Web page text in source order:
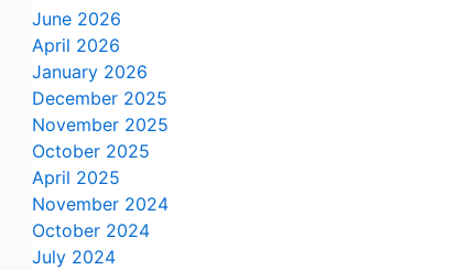
June 2026
April 2026
January 2026
December 2025
November 2025
October 2025
April 2025
November 2024
October 2024
July 2024